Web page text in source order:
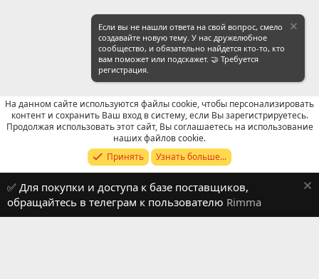
Russian (RU)
Обратная связь
Условия и правила
Политика конфиденциальности
Помощь
R
Если вы не нашли ответа на свой вопрос, смело
создавайте новую тему. У нас дружелюбное
сообщество, и обязательно найдется кто-то, кто
вам поможет или подскажет. 🤝 Требуется
регистрация.
На данном сайте используются файлы cookie, чтобы персонализировать
контент и сохранить Ваш вход в систему, если Вы зарегистрируетесь.
Продолжая использовать этот сайт, Вы соглашаетесь на использование
наших файлов cookie.
Принять
Узнать больше...
✅ Для покупки и доступа к базе поставщиков,
обращайтесь в телеграм к пользователю Rimma